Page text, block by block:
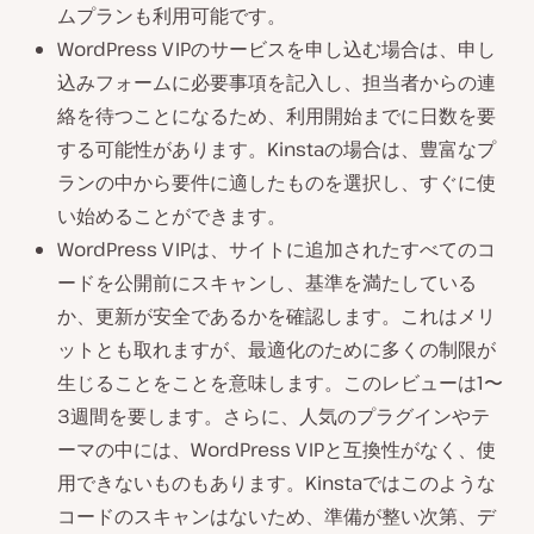
ムプランも利用可能です。
WordPress VIPのサービスを申し込む場合は、申し
込みフォームに必要事項を記入し、担当者からの連
絡を待つことになるため、利用開始までに日数を要
する可能性があります。Kinstaの場合は、豊富なプ
ランの中から要件に適したものを選択し、すぐに使
い始めることができます。
WordPress VIPは、サイトに追加されたすべてのコ
ードを公開前にスキャンし、基準を満たしている
か、更新が安全であるかを確認します。これはメリ
ットとも取れますが、最適化のために多くの制限が
生じることをことを意味します。このレビューは1〜
3週間を要します。さらに、人気のプラグインやテ
ーマの中には、WordPress VIPと互換性がなく、使
用できないものもあります。Kinstaではこのような
コードのスキャンはないため、準備が整い次第、デ